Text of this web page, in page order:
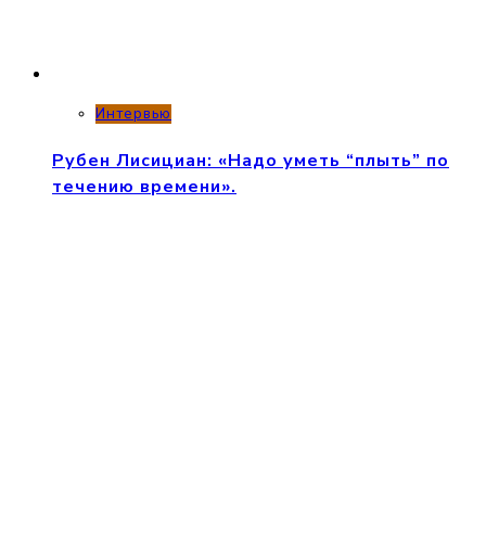
Интервью
Рубен Лисициан: «Надо уметь “плыть” по
течению времени».